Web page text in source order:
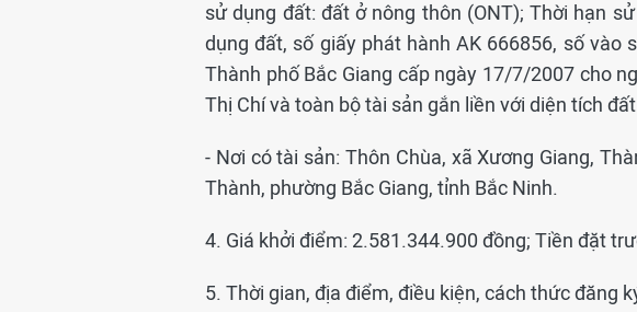
sử dụng đất: đất ở nông thôn (ONT); Thời hạn
dụng đất, số giấy phát hành AK 666856, số vào
Thành phố Bắc Giang cấp ngày 17/7/2007 cho
Thị Chí và toàn bộ tài sản gắn liền với diện tích
- Nơi có tài sản: Thôn Chùa, xã Xương Giang,
Thành, phường Bắc Giang, tỉnh Bắc Ninh.
4. Giá khởi điểm: 2.581.344.900 đồng; Tiền đặt
5. Thời gian, địa điểm, điều kiện, cách thức đăng